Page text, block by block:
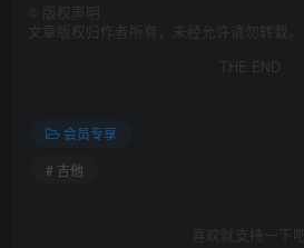
版权声明
文章版权归作者所有，未经允许请勿转载。
THE END
会员专享
# 吉他
喜欢就支持一下吧